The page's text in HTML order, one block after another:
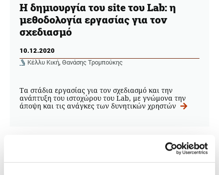
Η δημιουργία του site του Lab: η
μεθοδολογία εργασίας για τον
σχεδιασμό
10.12.2020
Κέλλυ Κική, Θανάσης Τρομπούκης
Τα στάδια εργασίας για τον σχεδιασμό και την
ανάπτυξη του ιστοχώρου του Lab, με γνώμονα την
άποψη και τις ανάγκες των δυνητικών χρηστών